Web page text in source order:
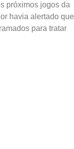
próximos jogos da
havia alertado que
para tratar